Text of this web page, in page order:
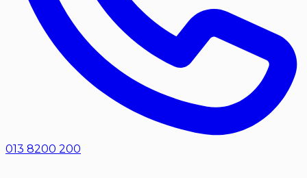
013 8200 200